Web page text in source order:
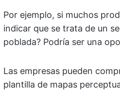
Por ejemplo, si muchos
indicar que se trata de un
poblada? Podría ser una
Las empresas pueden
plantilla de mapas